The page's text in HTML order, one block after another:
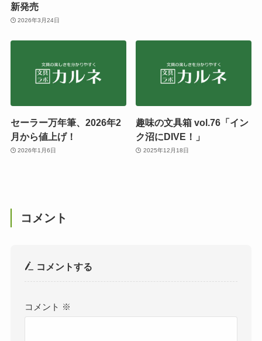
新発売
2026年3月24日
セーラー万年筆、2026年2
月から値上げ！
2026年1月6日
趣味の文具箱 vol.76「イン
ク沼にDIVE！」
2025年12月18日
コメント
コメントする
コメント ※